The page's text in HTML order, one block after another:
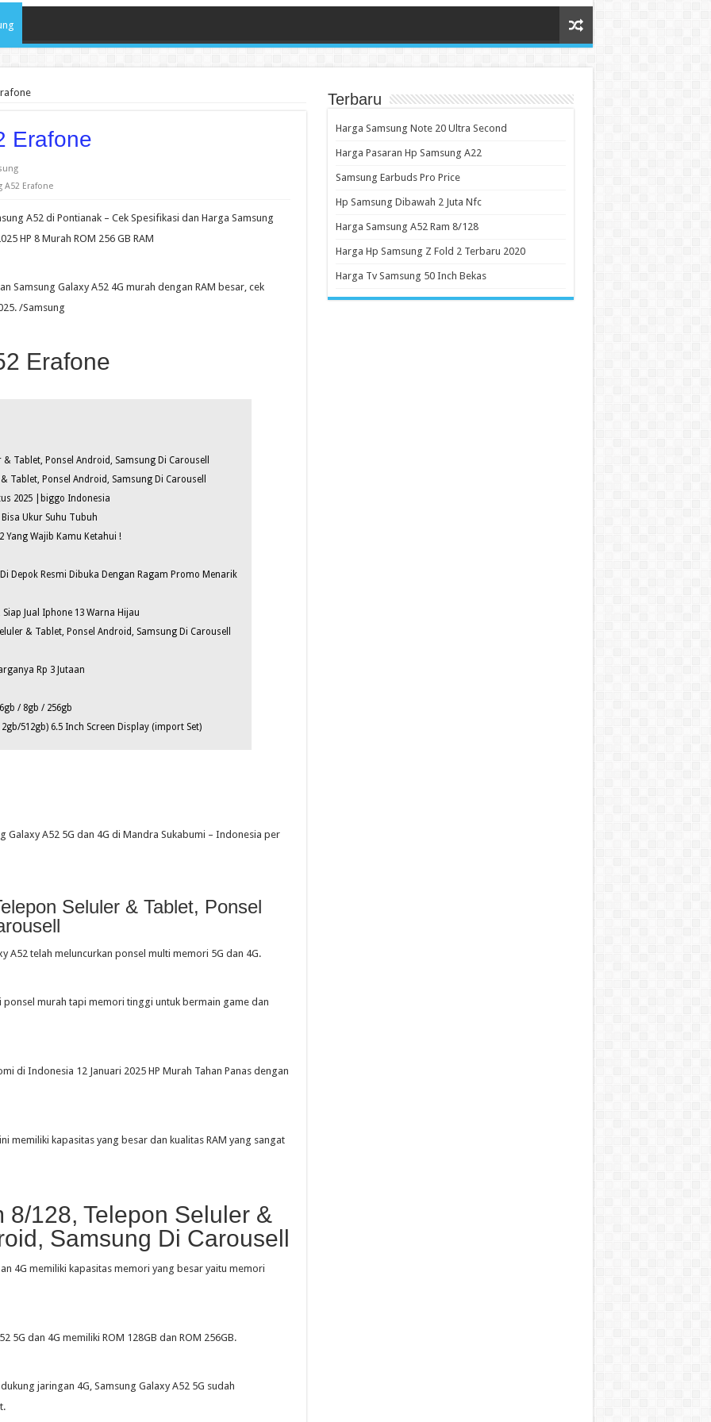
Erafone
A52 Erafone
A52 di Pontianak – Cek Spesifikasi dan Harga Samsung
HP 8 Murah ROM 256 GB RAM
Samsung Galaxy A52 4G murah dengan RAM besar, cek
/Samsung
Erafone
Tablet, Ponsel Android, Samsung Di Carousell
Tablet, Ponsel Android, Samsung Di Carousell
2025 |biggo Indonesia
Ukur Suhu Tubuh
Yang Wajib Kamu Ketahui !
Depok Resmi Dibuka Dengan Ragam Promo Menarik
Jual Iphone 13 Warna Hijau
& Tablet, Ponsel Android, Samsung Di Carousell
Rp 3 Jutaan
/ 8gb / 256gb
512gb) 6.5 Inch Screen Display (import Set)
Galaxy A52 5G dan 4G di Mandra Sukabumi – Indonesia per
Seluler & Tablet, Ponsel
A52 telah meluncurkan ponsel multi memori 5G dan 4G.
ponsel murah tapi memori tinggi untuk bermain game dan
di Indonesia 12 Januari 2025 HP Murah Tahan Panas dengan
memiliki kapasitas yang besar dan kualitas RAM yang sangat
8/128, Telepon Seluler &
Samsung Di Carousell
4G memiliki kapasitas memori yang besar yaitu memori
5G dan 4G memiliki ROM 128GB dan ROM 256GB.
jaringan 4G, Samsung Galaxy A52 5G sudah
Terbaru
Harga Samsung Note 20 Ultra Second
Harga Pasaran Hp Samsung A22
Samsung Earbuds Pro Price
Hp Samsung Dibawah 2 Juta Nfc
Harga Samsung A52 Ram 8/128
Harga Hp Samsung Z Fold 2 Terbaru 2020
Harga Tv Samsung 50 Inch Bekas